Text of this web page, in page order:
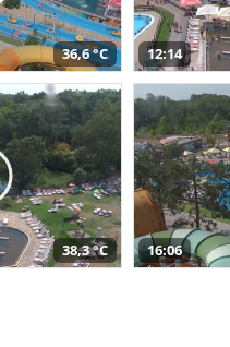
36,6 °C 12:14
38,3 °C 16:06